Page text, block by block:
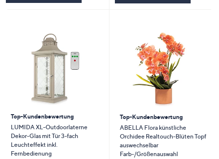
Top-Kundenbewertung
LUMIDA XL-Outdoorlaterne
Dekor-Glas mit Tür 3-fach
Leuchteffekt inkl.
Fernbedienung
Top-Kundenbewertung
ABELLA Flora künstliche
Orchidee Realtouch-Blüten Topf
auswechselbar
Farb-/Größenauswahl